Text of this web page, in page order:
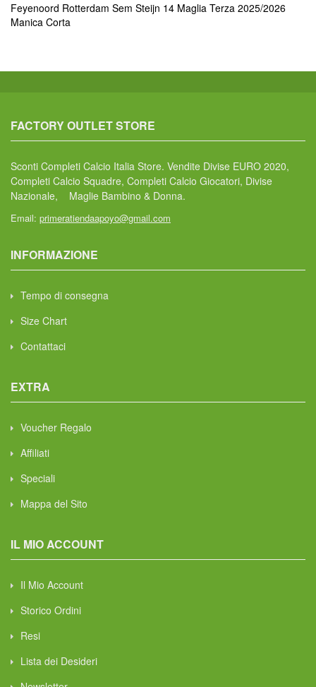
Feyenoord Rotterdam Sem Steijn 14 Maglia Terza 2025/2026
Manica Corta
FACTORY OUTLET STORE
Sconti Completi Calcio Italia Store. Vendite Divise EURO 2020,
Completi Calcio Squadre, Completi Calcio Giocatori, Divise
Nazionale, Maglie Bambino & Donna.
Email: primeratiendaapoyo@gmail.com
INFORMAZIONE
Tempo di consegna
Size Chart
Contattaci
EXTRA
Voucher Regalo
Affiliati
Speciali
Mappa del Sito
IL MIO ACCOUNT
Il Mio Account
Storico Ordini
Resi
Lista dei Desideri